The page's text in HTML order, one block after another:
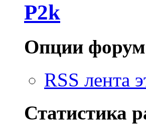
P2k
Опции
RSS лента
Статистика